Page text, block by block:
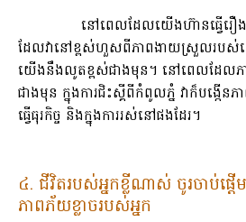
នៅពេលដែលយើងហ៊ានធ្វើរឿ
ដែលវានៅខ្ពស់ហួស​ពីភាព​ងាយស្រួល​របស់
យើង​នឹងលូតខ្ពស់​ជាងមុន។ នៅពេលដែលភា
ជាងមុន ក្នុងការជិះស្គី​ពីកំពូលភ្នំ វាក៏បង្កើនភ
ធ្វើធុរកិច្ច និងក្នុងការរស់​នៅផងដែរ។
៤. ជីវិតរបស់អ្នកខ្លីណាស់ ចូរចាប់ផ្ត
ភាពភ័យខ្លាចរបស់អ្នក